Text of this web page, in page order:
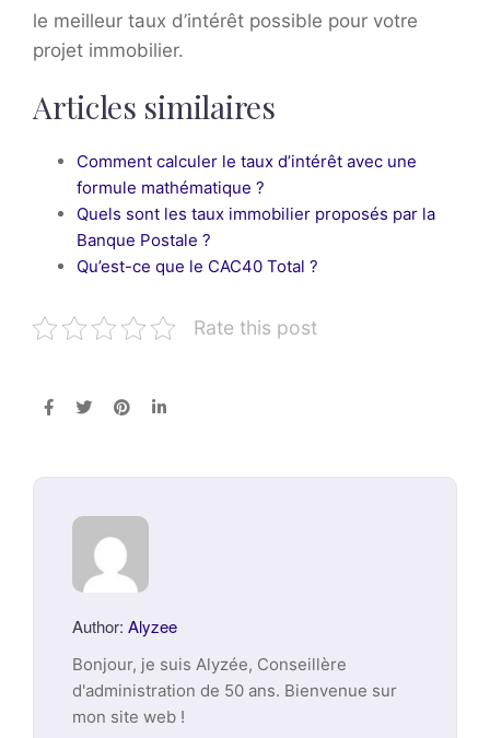
le meilleur taux d’intérêt possible pour votre
projet immobilier.
Articles similaires
Comment calculer le taux d’intérêt avec une
formule mathématique ?
Quels sont les taux immobilier proposés par la
Banque Postale ?
Qu’est-ce que le CAC40 Total ?
Rate this post
Author: Alyzee
Bonjour, je suis Alyzée, Conseillère
d'administration de 50 ans. Bienvenue sur
mon site web !